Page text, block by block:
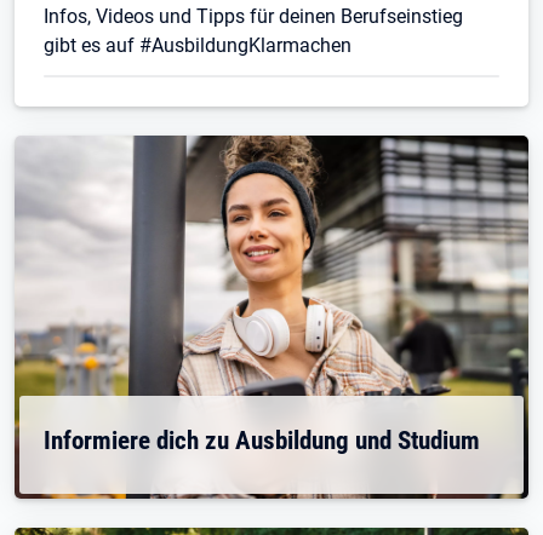
Infos, Videos und Tipps für deinen Berufseinstieg
gibt es auf #AusbildungKlarmachen
Informiere dich zu Ausbildung und Studium